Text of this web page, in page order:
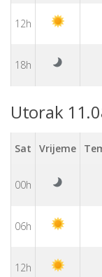
12h
18h
Utorak
Sat Vrijeme
00h
06h
12h